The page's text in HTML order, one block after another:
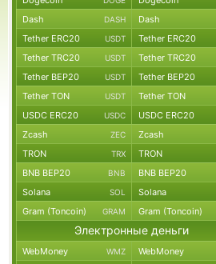
Dash DASH Dash
Tether ERC20 USDT Tether ERC20
Tether TRC20 USDT Tether TRC20
Tether BEP20 USDT Tether BEP20
Tether TON USDT Tether TON
USDC ERC20 USDC USDC ERC20
Zcash ZEC Zcash
TRON TRX TRON
BNB BEP20 BNB BNB BEP20
Solana SOL Solana
Gram (Toncoin) GRAM Gram (Toncoin)
Электронные деньги
WebMoney WMZ WebMoney